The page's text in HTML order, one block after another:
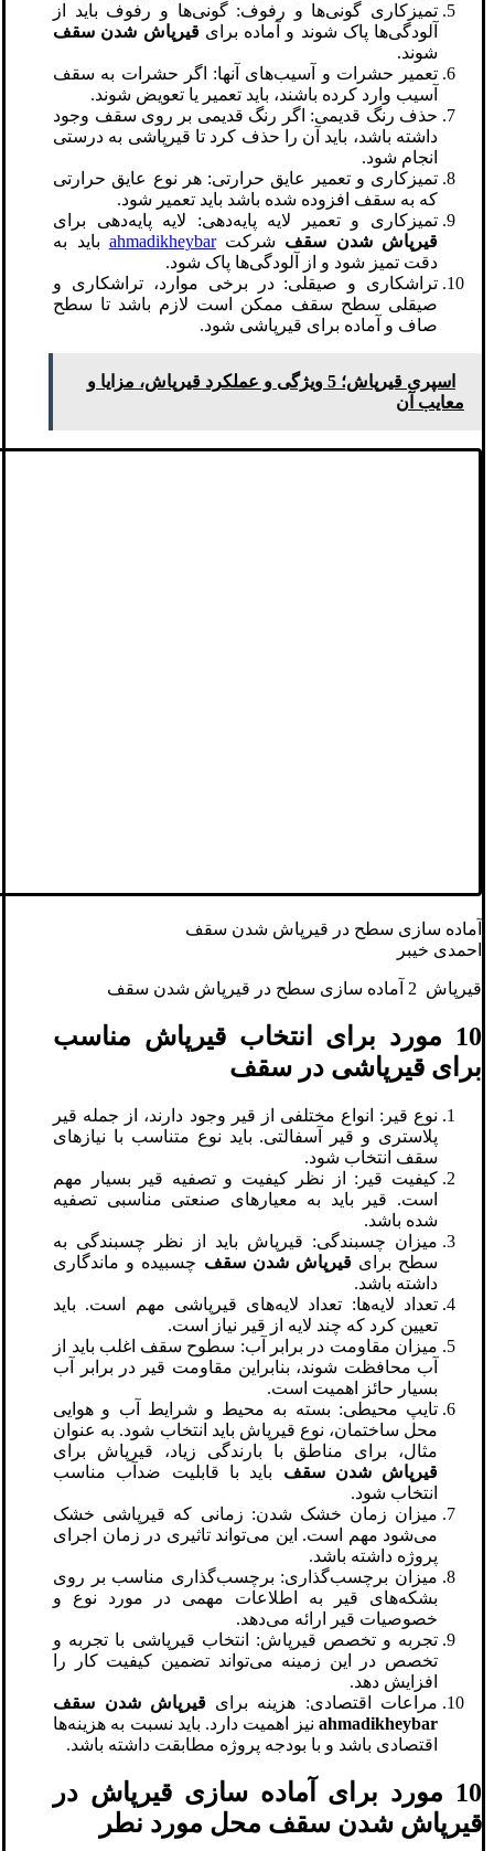
تمیزکاری گونی‌ها و رفوف: گونی‌ها و رفوف باید از
آلودگی‌ها پاک شوند و آماده برایقیرپاش شدن سقف
شوند.
تعمیر حشرات و آسیب‌های آنها: اگر حشرات به سقف
آسیب وارد کرده باشند، باید تعمیر یا تعویض شوند.
حذف رنگ قدیمی: اگر رنگ قدیمی بر روی سقف وجود
داشته باشد، باید آن را حذف کرد تا قیرپاشی به درستی
انجام شود.
تمیزکاری و تعمیر عایق حرارتی: هر نوع عایق حرارتی
که به سقف افزوده شده باشد باید تعمیر شود.
تمیزکاری و تعمیر لایه پایه‌دهی: لایه پایه‌دهی برای
قیرپاش شدن سقف شرکتahmadikheybar باید به
دقت تمیز شود و از آلودگی‌ها پاک شود.
تراشکاری و صیقلی: در برخی موارد، تراشکاری و
صیقلی سطح سقف ممکن است لازم باشد تا سطح
صاف و آماده برای قیرپاشی شود.
اسپری قیرپاش؛ 5 ویژگی و عملکرد قیرپاش، مزایا و
معایب آن
آماده سازی سطح در قیرپاش شدن سقف
احمدی خیبر
قیرپاش 2 آماده سازی سطح در قیرپاش شدن سقف
10 مورد برای انتخاب قیرپاش مناسب
برای قیرپاشی در سقف
نوع قیر: انواع مختلفی از قیر وجود دارند، از جمله قیر
پلاستری و قیر آسفالتی. باید نوع متناسب با نیازهای
سقف انتخاب شود.
کیفیت قیر: از نظر کیفیت و تصفیه قیر بسیار مهم
است. قیر باید به معیارهای صنعتی مناسبی تصفیه
شده باشد.
میزان چسبندگی: قیرپاش باید از نظر چسبندگی به
سطح برایقیرپاش شدن سقف چسبیده و ماندگاری
داشته باشد.
تعداد لایه‌ها: تعداد لایه‌های قیرپاشی مهم است. باید
تعیین کرد که چند لایه از قیر نیاز است.
میزان مقاومت در برابر آب: سطوح سقف اغلب باید از
آب محافظت شوند، بنابراین مقاومت قیر در برابر آب
بسیار حائز اهمیت است.
تایپ محیطی: بسته به محیط و شرایط آب و هوایی
محل ساختمان، نوع قیرپاش باید انتخاب شود. به عنوان
مثال، برای مناطق با بارندگی زیاد، قیرپاش برای
قیرپاش شدن سقف باید با قابلیت ضدآب مناسب
انتخاب شود.
میزان زمان خشک شدن: زمانی که قیرپاشی خشک
می‌شود مهم است. این می‌تواند تاثیری در زمان اجرای
پروژه داشته باشد.
میزان برچسب‌گذاری: برچسب‌گذاری مناسب بر روی
بشکه‌های قیر به اطلاعات مهمی در مورد نوع و
خصوصیات قیر ارائه می‌دهد.
تجربه و تخصص قیرپاش: انتخاب قیرپاشی با تجربه و
تخصص در این زمینه می‌تواند تضمین کیفیت کار را
افزایش دهد.
مراعات اقتصادی: هزینه برایقیرپاش شدن سقف
ahmadikheybar نیز اهمیت دارد. باید نسبت به هزینه‌ها
اقتصادی باشد و با بودجه پروژه مطابقت داشته باشد.
10 مورد برای آماده سازی قیرپاش در
قیرپاش شدن سقف محل مورد نطر